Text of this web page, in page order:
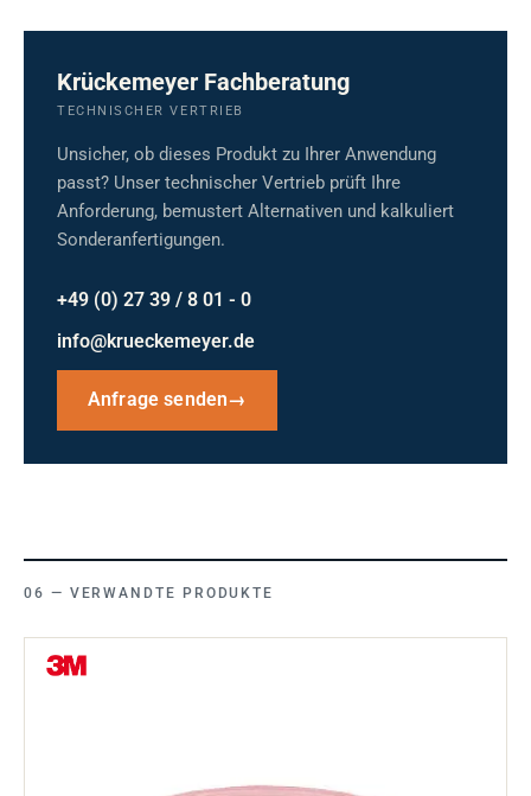
Krückemeyer Fachberatung
TECHNISCHER VERTRIEB
Unsicher, ob dieses Produkt zu Ihrer Anwendung
passt? Unser technischer Vertrieb prüft Ihre
Anforderung, bemustert Alternativen und kalkuliert
Sonderanfertigungen.
+49 (0) 27 39 / 8 01 - 0
info@krueckemeyer.de
Anfrage senden→
VERWANDTE PRODUKTE